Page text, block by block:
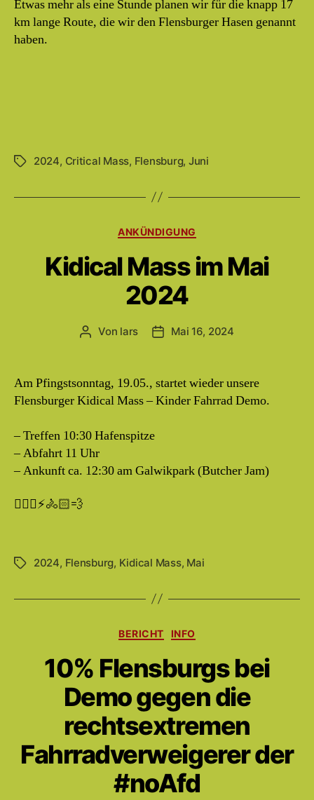
Etwas mehr als eine Stunde planen wir für die knapp 17
km lange Route, die wir den Flensburger Hasen genannt
haben.
Schlagwörter
2024, Critical Mass, Flensburg, Juni
Kategorien
ANKÜNDIGUNG
Kidical Mass im Mai
2024
Beitragsautor
Von lars Beitragsdatum
Mai 16, 2024
Am Pfingstsonntag, 19.05., startet wieder unsere
Flensburger Kidical Mass – Kinder Fahrrad Demo.
– Treffen 10:30 Hafenspitze
– Abfahrt 11 Uhr
– Ankunft ca. 12:30 am Galwikpark (Butcher Jam)
🙋🏼‍♂️⚡️🚴🏻💨
Schlagwörter
2024, Flensburg, Kidical Mass, Mai
Kategorien
BERICHT INFO
10% Flensburgs bei
Demo gegen die
rechtsextremen
Fahrradverweigerer der
#noAfd